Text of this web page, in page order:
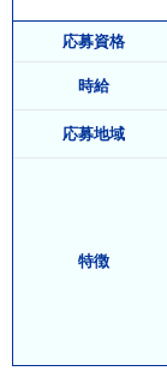
応募資格
時給
応募地域
特徴